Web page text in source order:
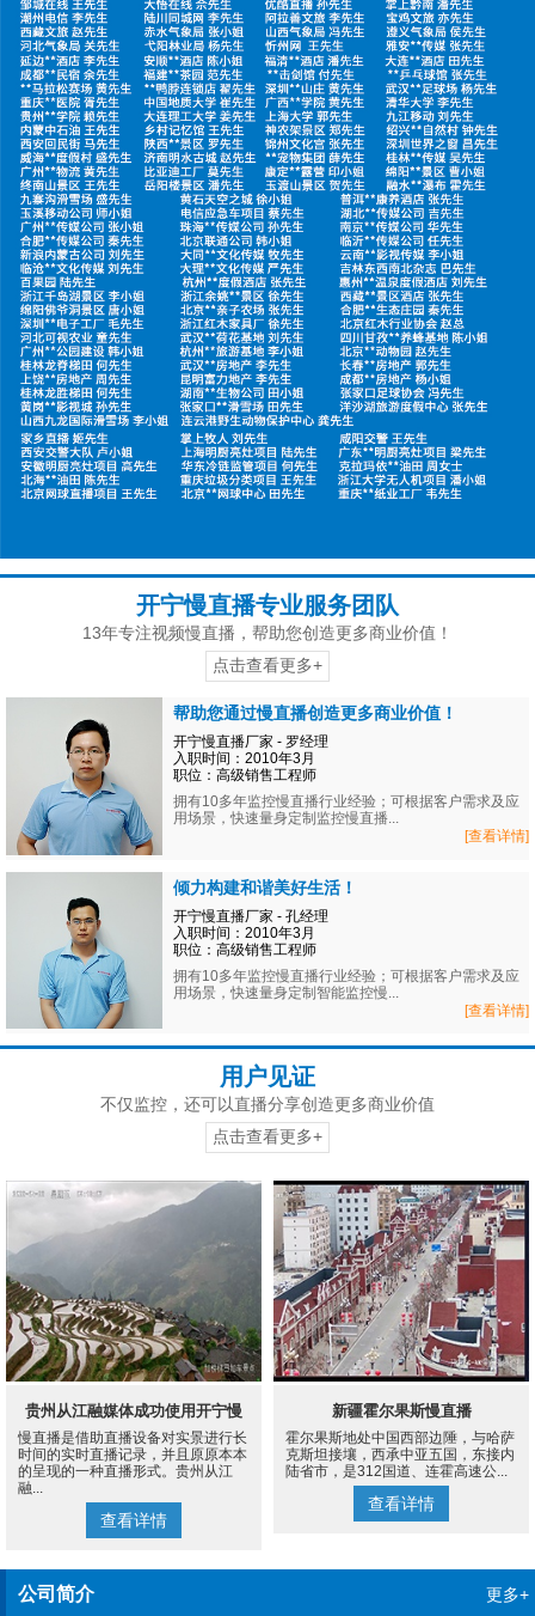
开宁慢直播专业服务团队
13年专注视频慢直播，帮助您创造更多商业价值！
点击查看更多+
帮助您通过慢直播创造更多商业价值！
开宁慢直播厂家 - 罗经理
入职时间：2010年3月
职位：高级销售工程师
拥有10多年监控慢直播行业经验；可根据客户需求及应
用场景，快速量身定制监控慢直播...
[查看详情]
倾力构建和谐美好生活！
开宁慢直播厂家 - 孔经理
入职时间：2010年3月
职位：高级销售工程师
拥有10多年监控慢直播行业经验；可根据客户需求及应
用场景，快速量身定制智能监控慢...
[查看详情]
用户见证
不仅监控，还可以直播分享创造更多商业价值
点击查看更多+
贵州从江融媒体成功使用开宁慢
直播设备案例
慢直播是借助直播设备对实景进行长
时间的实时直播记录，并且原原本本
的呈现的一种直播形式。贵州从江
融...
查看详情
新疆霍尔果斯慢直播
霍尔果斯地处中国西部边陲，与哈萨
克斯坦接壤，西承中亚五国，东接内
陆省市，是312国道、连霍高速公...
查看详情
公司简介 更多+